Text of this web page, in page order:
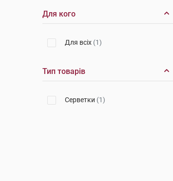
Для кого
Для всіх (1)
Тип товарів
Серветки (1)